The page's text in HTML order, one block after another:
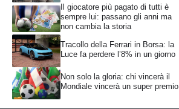
Il giocatore più pagato di tutti è
sempre lui: passano gli anni ma
non cambia la storia
Tracollo della Ferrari in Borsa: la
Luce fa perdere l’8% in un giorno
Non solo la gloria: chi vincerà il
Mondiale vincerà un super premio